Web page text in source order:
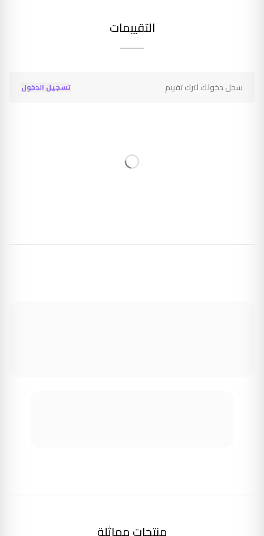
التقييمات
سجل دخولك لترك تقييم تسجيل الدخول
منتجات مماثلة